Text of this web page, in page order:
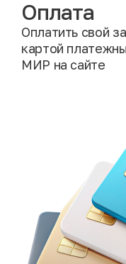
Оплата
Оплатить свой
картой
МИР на сайте